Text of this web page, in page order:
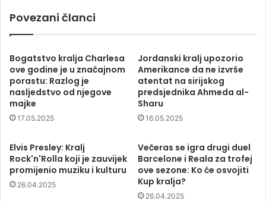
Povezani članci
Bogatstvo kralja Charlesa
ove godine je u značajnom
porastu: Razlog je
nasljedstvo od njegove
majke
17.05.2025
Jordanski kralj upozorio
Amerikance da ne izvrše
atentat na sirijskog
predsjednika Ahmeda al-
Sharu
16.05.2025
Elvis Presley: Kralj
Rock'n'Rolla koji je zauvijek
promijenio muziku i kulturu
26.04.2025
Večeras se igra drugi duel
Barcelone i Reala za trofej
ove sezone: Ko će osvojiti
Kup kralja?
26.04.2025